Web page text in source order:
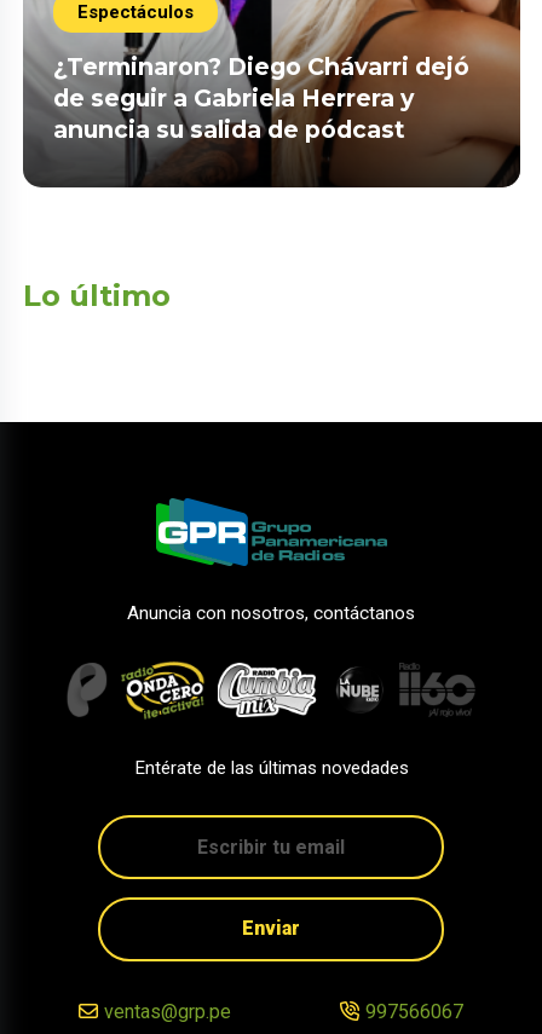
Espectáculos
¿Terminaron? Diego Chávarri dejó
de seguir a Gabriela Herrera y
anuncia su salida de pódcast
Lo último
Anuncia con nosotros, contáctanos
Entérate de las últimas novedades
Enviar
ventas@grp.pe 997566067